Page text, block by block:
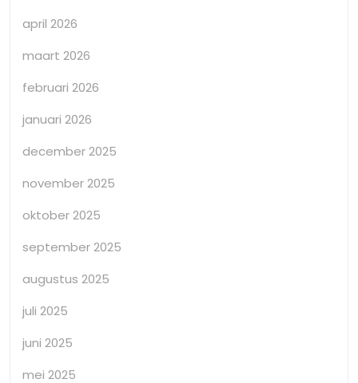
april 2026
maart 2026
februari 2026
januari 2026
december 2025
november 2025
oktober 2025
september 2025
augustus 2025
juli 2025
juni 2025
mei 2025